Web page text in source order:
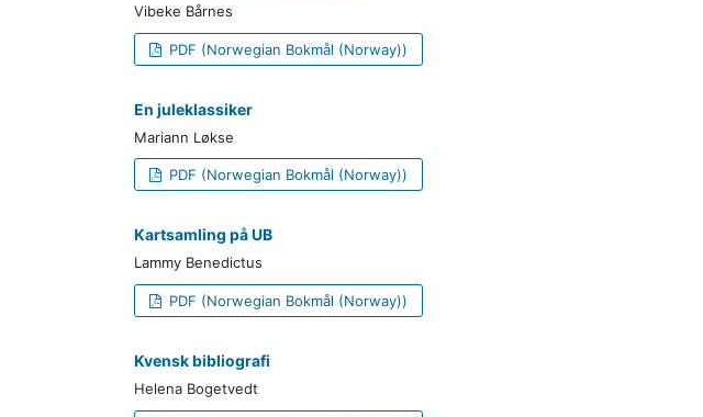
Vibeke Bårnes
PDF (Norwegian Bokmål (Norway))
En juleklassiker
Mariann Løkse
PDF (Norwegian Bokmål (Norway))
Kartsamling på UB
Lammy Benedictus
PDF (Norwegian Bokmål (Norway))
Kvensk bibliografi
Helena Bogetvedt